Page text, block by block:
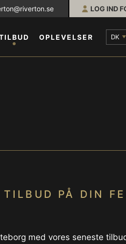
LOG IND
OPLEVELSER DK
PÅ DIN
med vores seneste